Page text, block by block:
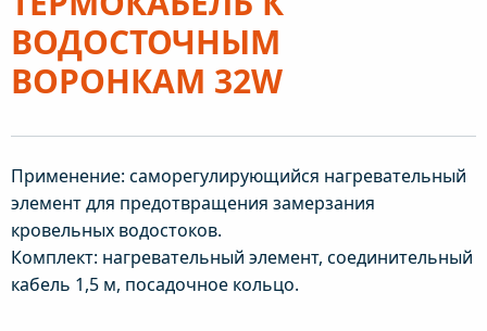
ВОДОСТОЧНЫМ
ВОРОНКАМ 32W
Применение: саморегулирующийся нагревательный
элемент для предотвращения замерзания
кровельных водостоков.
Комплект: нагревательный элемент, соединительный
кабель 1,5 м, посадочное кольцо.